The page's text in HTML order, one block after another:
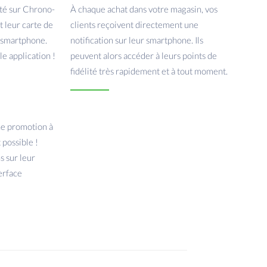
sur Chrono-
leur carte de
application !
À chaque achat dans votre magasin, vos
clients reçoivent directement une
notification sur leur smartphone. Ils
peuvent alors accéder à leurs points de
fidélité très rapidement et à tout moment.
promotion à
possible !
sur leur